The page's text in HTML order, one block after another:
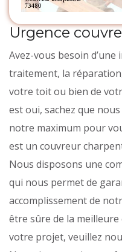
Urgence
Avez-vous besoin
traitement, la
votre toit ou bien de
est oui, sachez que
notre maximum pour
est un couvreur
Nous disposons une
qui nous permet de
accomplissement de
être sûre de la
votre projet, veuillez